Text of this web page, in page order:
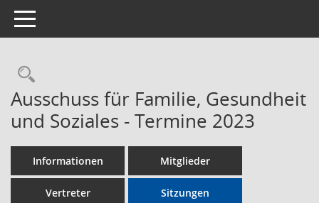
Toggle navigation
Rechercheauswahl
Ausschuss für Familie, Gesundheit
und Soziales - Termine 2023
Informationen Mitglieder
Vertreter Sitzungen